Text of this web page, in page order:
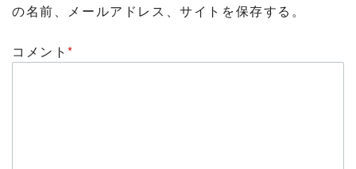
の名前、メールアドレス、サイトを保存する。
コメント*